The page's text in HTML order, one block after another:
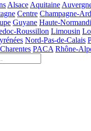
Alsace Aquitaine
Centre Champagne-
Guyane Haute-
Roussillon Limousin
Nord-Pas-de-Calais
PACA Rhône-